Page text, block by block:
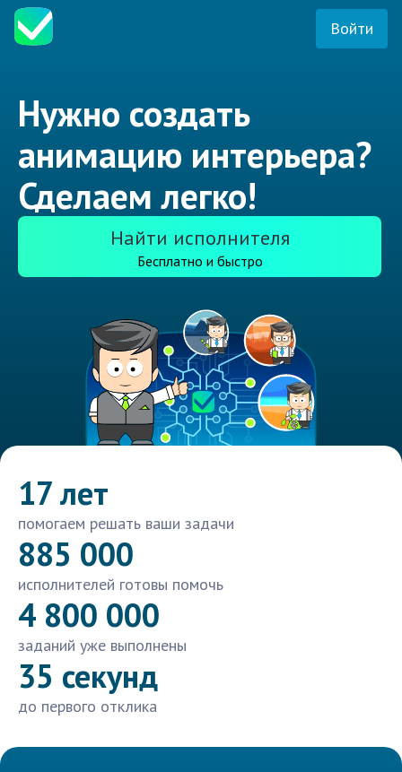
Войти
Нужно создать
анимацию интерьера?
Сделаем легко!
Найти исполнителя
Бесплатно и быстро
17 лет
помогаем решать ваши задачи
885 000
исполнителей готовы помочь
4 800 000
заданий уже выполнены
35 секунд
до первого отклика